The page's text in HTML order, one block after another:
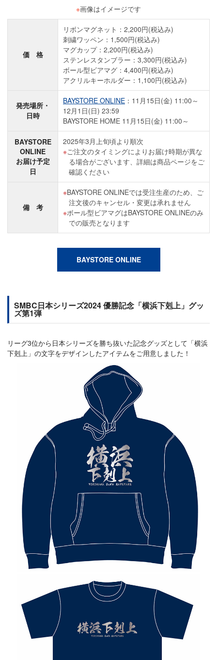
※画像はイメージです
価 格
リボンマグネット：2,200円(税込み)
刺繍ワッペン：1,500円(税込み)
マグカップ：2,200円(税込み)
ステンレスタンブラー：3,300円(税込み)
ボール型ビアマグ：4,400円(税込み)
アクリルキーホルダー：1,100円(税込み)
発売場所・
日時
BAYSTORE ONLINE ：11月15日(金) 11:00～
12月1日(日) 23:59
BAYSTORE HOME 11月15日(金) 11:00～
BAYSTORE
ONLINE
お届け予定
日
2025年3月上旬頃より順次
ご注文のタイミングによりお届け時期が異な
る場合がございます、詳細は商品ページをご
確認ください
備 考
BAYSTORE ONLINEでは受注生産のため、ご
注文後のキャンセル・変更は承れません
ボール型ビアマグはBAYSTORE ONLINEのみ
での販売となります
BAYSTORE ONLINE
SMBC日本シリーズ2024 優勝記念「横浜下剋上」グッ
ズ第1弾
リーグ3位から日本シリーズを勝ち抜いた記念グッズとして「横浜
下剋上」の文字をデザインしたアイテムをご用意しました！